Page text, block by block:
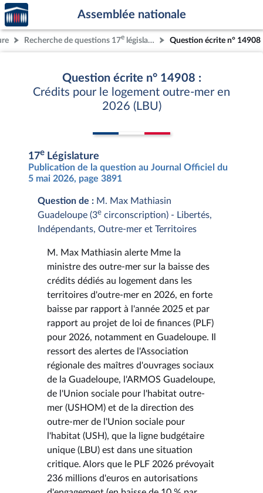
Aller au contenu
Aller en bas de la page
Accèder
à la
page
d'accueil
Assemblée nationale
Recherche de questions 17e législature Question écrite n° 14908
Question écrite n° 14908 :
Crédits pour le logement outre-mer en
2026 (LBU)
17e Législature
Publication de la question au Journal Officiel du
5 mai 2026, page 3891
Question de : M. Max Mathiasin
Guadeloupe (3e circonscription) - Libertés,
Indépendants, Outre-mer et Territoires
M. Max Mathiasin alerte Mme la
ministre des outre-mer sur la baisse des
crédits dédiés au logement dans les
territoires d'outre-mer en 2026, en forte
baisse par rapport à l'année 2025 et par
rapport au projet de loi de finances (PLF)
pour 2026, notamment en Guadeloupe. Il
ressort des alertes de l'Association
régionale des maîtres d'ouvrages sociaux
de la Guadeloupe, l'ARMOS Guadeloupe,
de l'Union sociale pour l'habitat outre-
mer (USHOM) et de la direction des
outre-mer de l'Union sociale pour
l'habitat (USH), que la ligne budgétaire
unique (LBU) est dans une situation
critique. Alors que le PLF 2026 prévoyait
236 millions d'euros en autorisations